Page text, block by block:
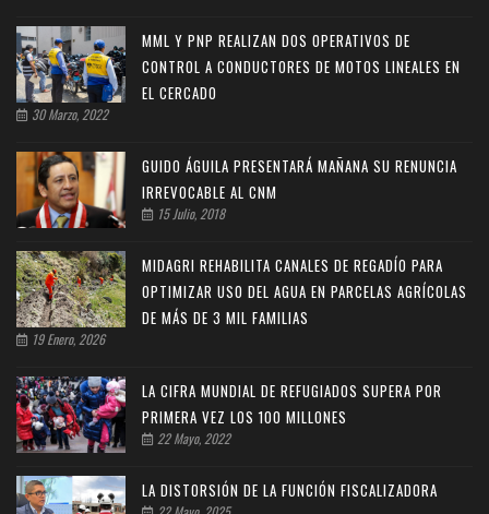
MML Y PNP REALIZAN DOS OPERATIVOS DE
CONTROL A CONDUCTORES DE MOTOS LINEALES EN
EL CERCADO
30 Marzo, 2022
GUIDO ÁGUILA PRESENTARÁ MAÑANA SU RENUNCIA
IRREVOCABLE AL CNM
15 Julio, 2018
MIDAGRI REHABILITA CANALES DE REGADÍO PARA
OPTIMIZAR USO DEL AGUA EN PARCELAS AGRÍCOLAS
DE MÁS DE 3 MIL FAMILIAS
19 Enero, 2026
LA CIFRA MUNDIAL DE REFUGIADOS SUPERA POR
PRIMERA VEZ LOS 100 MILLONES
22 Mayo, 2022
LA DISTORSIÓN DE LA FUNCIÓN FISCALIZADORA